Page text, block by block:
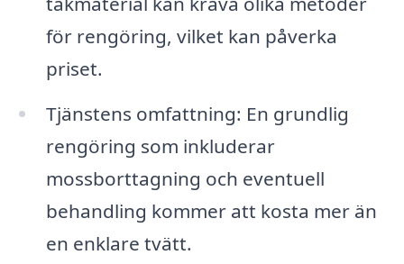
för rengöring, vilket kan påverka
priset.
Tjänstens omfattning: En grundlig
rengöring som inkluderar
mossborttagning och eventuell
behandling kommer att kosta mer än
en enklare tvätt.